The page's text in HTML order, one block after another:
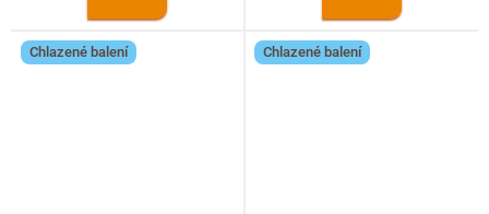
Chlazené balení Chlazené balení